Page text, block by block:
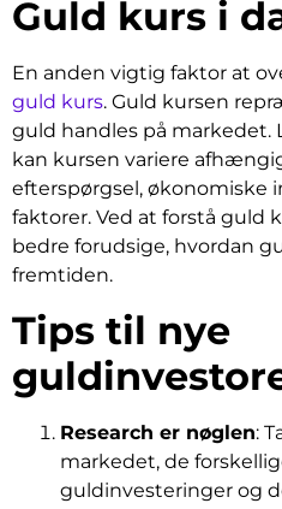
Guld kurs i
En anden vigtig faktor at
guld kurs. Guld kursen
guld handles på markedet.
kan kursen variere
efterspørgsel, økonomiske
faktorer. Ved at forstå guld
bedre forudsige, hvordan
fremtiden.
Tips til nye
Research er nøglen:
markedet, de
guldinvesteringer og